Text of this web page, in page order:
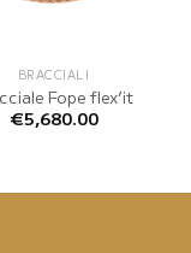
BRACCIALI
Fope flex’it
€5,680.00